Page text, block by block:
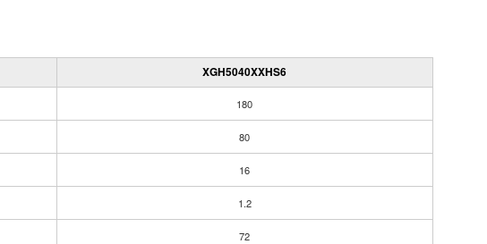
XGH5040XXHS6
180
80
16
1.2
72